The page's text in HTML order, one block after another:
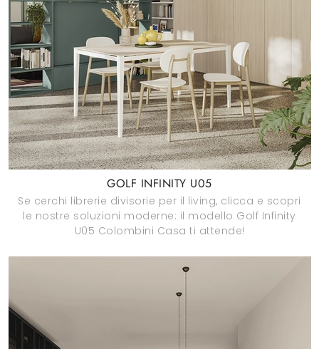
GOLF INFINITY U05
Se cerchi librerie divisorie per il living, clicca e scopri
le nostre soluzioni moderne: il modello Golf Infinity
U05 Colombini Casa ti attende!